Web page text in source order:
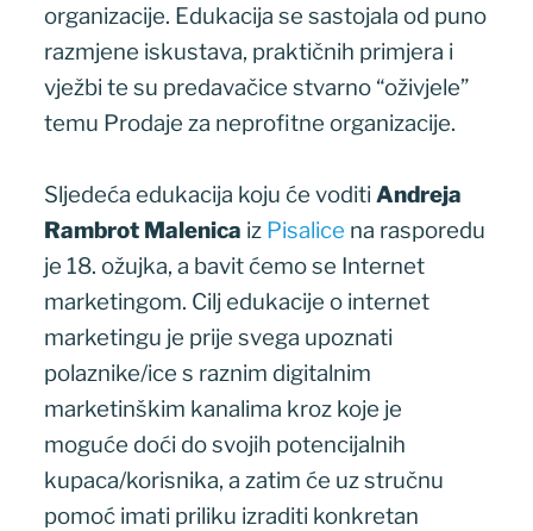
organizacije. Edukacija se sastojala od puno
razmjene iskustava, praktičnih primjera i
vježbi te su predavačice stvarno “oživjele”
temu Prodaje za neprofitne organizacije.
Sljedeća edukacija koju će voditiAndreja
Rambrot Malenica iz Pisalice na rasporedu
je 18. ožujka, a bavit ćemo se Internet
marketingom. Cilj edukacije o internet
marketingu je prije svega upoznati
polaznike/ice s raznim digitalnim
marketinškim kanalima kroz koje je
moguće doći do svojih potencijalnih
kupaca/korisnika, a zatim će uz stručnu
pomoć imati priliku izraditi konkretan